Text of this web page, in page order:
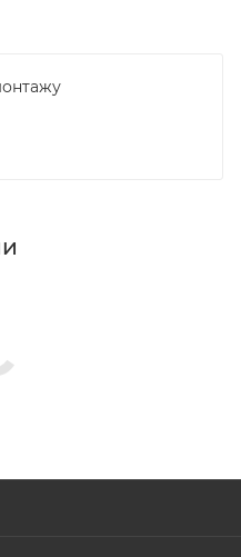
комплекты